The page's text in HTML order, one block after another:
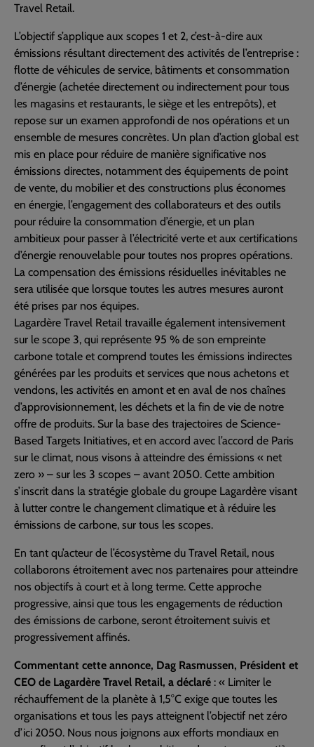
Travel Retail.
L’objectif s’applique aux scopes 1 et 2, c’est-à-dire aux
émissions résultant directement des activités de l’entreprise :
flotte de véhicules de service, bâtiments et consommation
d’énergie (achetée directement ou indirectement pour tous
les magasins et restaurants, le siège et les entrepôts), et
repose sur un examen approfondi de nos opérations et un
ensemble de mesures concrètes. Un plan d’action global est
mis en place pour réduire de manière significative nos
émissions directes, notamment des équipements de point
de vente, du mobilier et des constructions plus économes
en énergie, l’engagement des collaborateurs et des outils
pour réduire la consommation d’énergie, et un plan
ambitieux pour passer à l’électricité verte et aux certifications
d’énergie renouvelable pour toutes nos propres opérations.
La compensation des émissions résiduelles inévitables ne
sera utilisée que lorsque toutes les autres mesures auront
été prises par nos équipes.
Lagardère Travel Retail travaille également intensivement
sur le scope 3, qui représente 95 % de son empreinte
carbone totale et comprend toutes les émissions indirectes
générées par les produits et services que nous achetons et
vendons, les activités en amont et en aval de nos chaînes
d’approvisionnement, les déchets et la fin de vie de notre
offre de produits. Sur la base des trajectoires de Science-
Based Targets Initiatives, et en accord avec l’accord de Paris
sur le climat, nous visons à atteindre des émissions « net
zero » – sur les 3 scopes – avant 2050. Cette ambition
s’inscrit dans la stratégie globale du groupe Lagardère visant
à lutter contre le changement climatique et à réduire les
émissions de carbone, sur tous les scopes.
En tant qu’acteur de l’écosystème du Travel Retail, nous
collaborons étroitement avec nos partenaires pour atteindre
nos objectifs à court et à long terme. Cette approche
progressive, ainsi que tous les engagements de réduction
des émissions de carbone, seront étroitement suivis et
progressivement affinés.
Commentant cette annonce, Dag Rasmussen, Président et
CEO de Lagardère Travel Retail, a déclaré : « Limiter le
réchauffement de la planète à 1,5°C exige que toutes les
organisations et tous les pays atteignent l’objectif net zéro
d’ici 2050. Nous nous joignons aux efforts mondiaux en